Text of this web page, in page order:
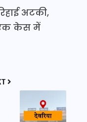
अटकी,
एक केस में